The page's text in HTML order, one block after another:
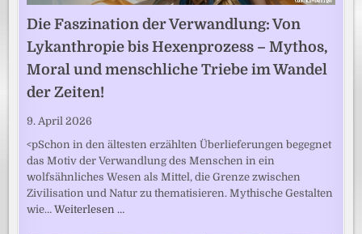
Die Faszination der Verwandlung: Von
Lykanthropie bis Hexenprozess – Mythos,
Moral und menschliche Triebe im Wandel
der Zeiten!
9. April 2026
<pSchon in den ältesten erzählten Überlieferungen begegnet
das Motiv der Verwandlung des Menschen in ein
wolfsähnliches Wesen als Mittel, die Grenze zwischen
Zivilisation und Natur zu thematisieren. Mythische Gestalten
wie…Weiterlesen …